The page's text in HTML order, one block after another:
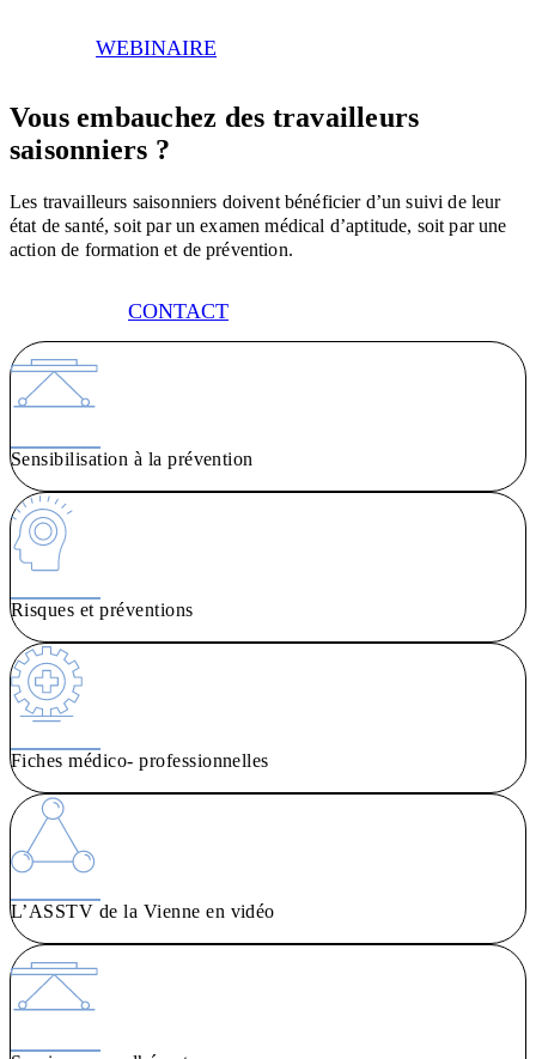
WEBINAIRE
Vous embauchez des travailleurs
saisonniers ?
Les travailleurs saisonniers doivent bénéficier d’un suivi de leur
état de santé, soit par un examen médical d’aptitude, soit par une
action de formation et de prévention.
CONTACT
Sensibilisation à la prévention
Risques et préventions
Fiches médico- professionnelles
L’ASSTV de la Vienne en vidéo